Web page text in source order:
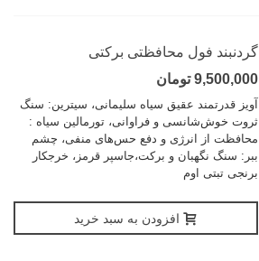
گردنبند فول محافظتی برکتی
9,500,000 تومان
آویز قدرتمند عقیق سیاه سلیمانی، سیترین: سنگ
ثروت خوش‌شانسی و فراوانی، تورمالین سیاه :
محافظت از انرژی و دفع حس‌های منفی، چشم
ببر: سنگ نگهبان و برکت،جاسپر قرمز، خرجکار
برنجی تبتی اوم
افزودن به سبد خرید